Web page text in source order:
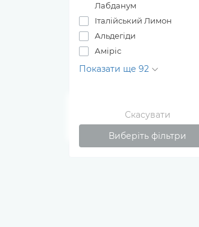
Лабданум
Італійський Лимон
Альдегіди
Аміріс
Показати ще 92
Скасувати
Виберіть фільтри